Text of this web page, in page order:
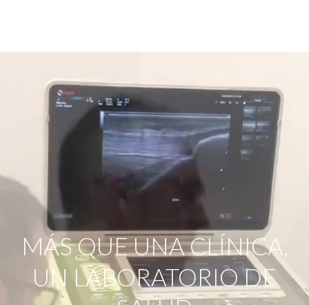
MÁS QUE UNA CLÍNICA,
UN LABORATORIO DE